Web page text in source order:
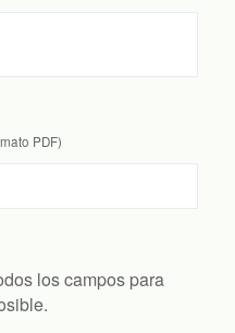
PDF)
los campos para